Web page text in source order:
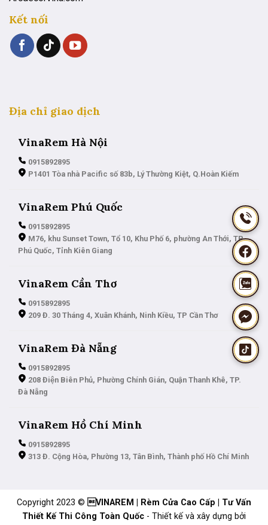
Kết nối
Địa chỉ giao dịch
VinaRem Hà Nội
0915892895
P1401 Tòa nhà Pacific số 83b, Lý Thường Kiệt, Q.Hoàn Kiếm
VinaRem Phú Quốc
0915892895
M76, khu Sunset Town, Tổ 10, Khu Phố 6, phường An Thới, TP.
Phú Quốc, Tỉnh Kiên Giang
VinaRem Cần Thơ
0915892895
209 Đ. 30 Tháng 4, Xuân Khánh, Ninh Kiều, TP Cần Thơ
VinaRem Đà Nẵng
0915892895
208 Điện Biên Phủ, Phường Chính Gián, Quận Thanh Khê, TP.
Đà Nẵng
VinaRem Hồ Chí Minh
0915892895
313 Đ. Cộng Hòa, Phường 13, Tân Bình, Thành phố Hồ Chí Minh
Copyright 2023 © VINAREM | Rèm Cửa Cao Cấp | Tư Vấn
Thiết Kế Thi Công Toàn Quốc - Thiết kế và xây dựng bởi